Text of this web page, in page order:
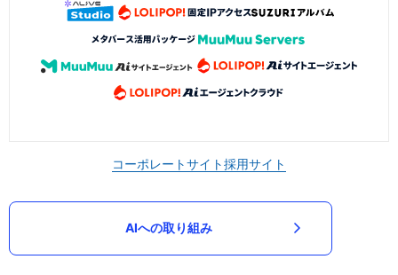
コーポレートサイト採用サイト
AIへの取り組み